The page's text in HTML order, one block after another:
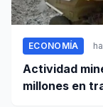
ECONOMÍA
Actividad
millones en